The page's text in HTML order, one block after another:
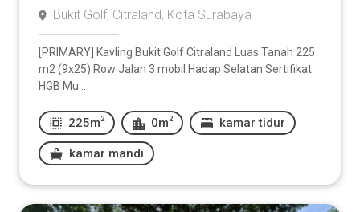
Bukit Golf, Citraland, Kota Surabaya
[PRIMARY] Kavling Bukit Golf Citraland Luas Tanah 225
m2 (9x25) Row Jalan 3 mobil Hadap Selatan Sertifikat
HGB Mu...
225m 2 0m 2 kamar tidur
kamar mandi